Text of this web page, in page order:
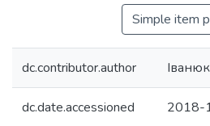
Simple item
dc.contributor.author
dc.date.accessioned 2018-